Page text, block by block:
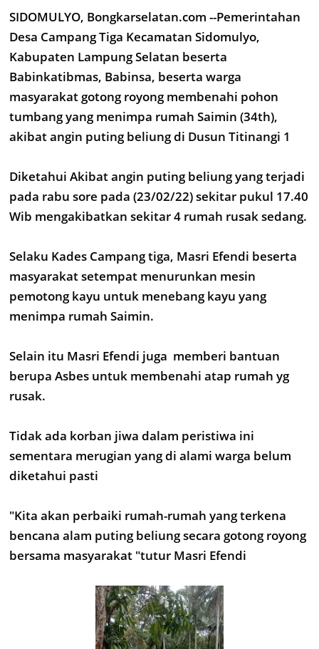
SIDOMULYO, Bongkarselatan.com --Pemerintahan
Desa Campang Tiga Kecamatan Sidomulyo,
Kabupaten Lampung Selatan beserta
Babinkatibmas, Babinsa, beserta warga
masyarakat gotong royong membenahi pohon
tumbang yang menimpa rumah Saimin (34th),
akibat angin puting beliung di Dusun Titinangi 1
Diketahui Akibat angin puting beliung yang terjadi
pada rabu sore pada (23/02/22) sekitar pukul 17.40
Wib mengakibatkan sekitar 4 rumah rusak sedang.
Selaku Kades Campang tiga, Masri Efendi beserta
masyarakat setempat menurunkan mesin
pemotong kayu untuk menebang kayu yang
menimpa rumah Saimin.
Selain itu Masri Efendi juga memberi bantuan
berupa Asbes untuk membenahi atap rumah yg
rusak.
Tidak ada korban jiwa dalam peristiwa ini
sementara merugian yang di alami warga belum
diketahui pasti
"Kita akan perbaiki rumah-rumah yang terkena
bencana alam puting beliung secara gotong royong
bersama masyarakat "tutur Masri Efendi